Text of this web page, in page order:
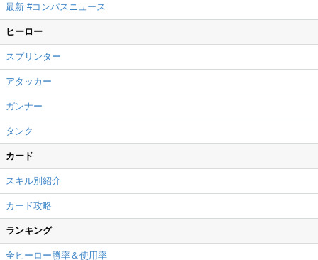
最新 #コンパスニュース
ヒーロー
スプリンター
アタッカー
ガンナー
タンク
カード
スキル別紹介
カード攻略
ランキング
全ヒーロー勝率＆使用率